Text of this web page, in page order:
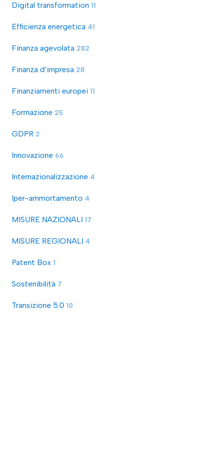
Digital transformation 11
Efficienza energetica 41
Finanza agevolata 282
Finanza d’impresa 28
Finanziamenti europei 11
Formazione 25
GDPR 2
Innovazione 66
Internazionalizzazione 4
Iper-ammortamento 4
MISURE NAZIONALI 17
MISURE REGIONALI 4
Patent Box 1
Sostenibilità 7
Transizione 5.0 10